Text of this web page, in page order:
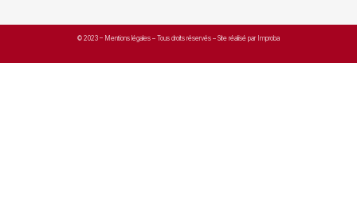
© 2023 – Mentions légales – Tous droits réservés – Site réalisé par Improba